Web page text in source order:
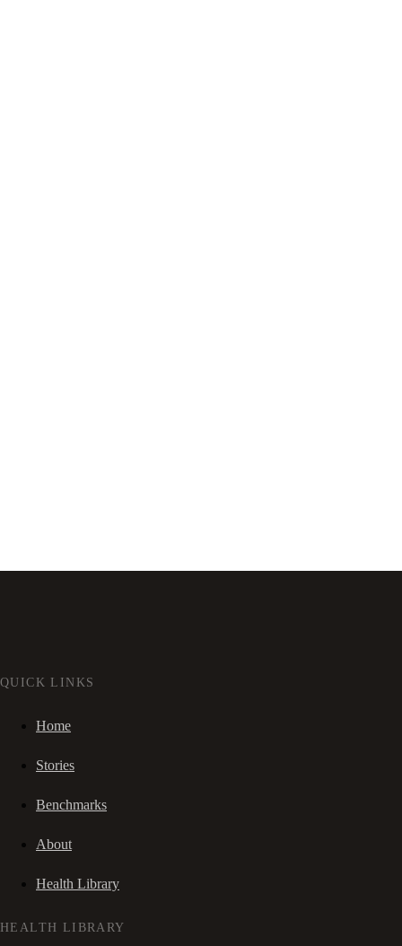
QUICK LINKS
Home
Stories
Benchmarks
About
Health Library
HEALTH LIBRARY